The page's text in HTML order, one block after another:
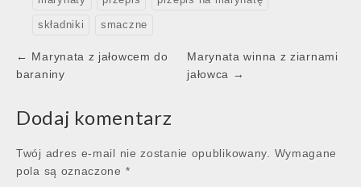
składniki smaczne
Post
navigation
← Marynata z jałowcem do
baraniny
Marynata winna z ziarnami
jałowca →
Dodaj komentarz
Twój adres e-mail nie zostanie opublikowany.
Wymagane
pola są oznaczone *